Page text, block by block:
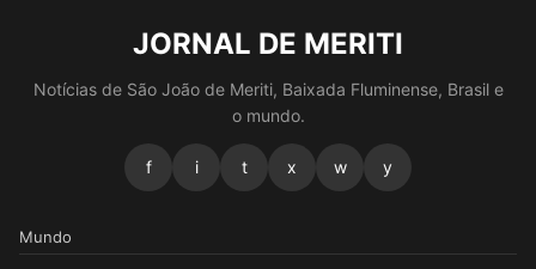
JORNAL DE MERITI
Notícias de São João de Meriti, Baixada Fluminense, Brasil e
o mundo.
f i t x w y
Mundo